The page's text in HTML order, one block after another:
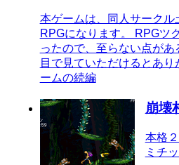
本ゲームは、同人サーク
RPGになります。 RPGツ
ったので、至らない点が
目で見ていただけるとあ
ームの続編
崩壊
本格
ミチ